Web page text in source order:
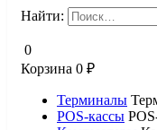
Найти:
0
Корзина 0 ₽
Терминалы
POS-кассы